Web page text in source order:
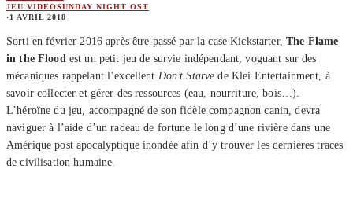
JEU VIDEOSUNDAY NIGHT OST
·1 AVRIL 2018
Sorti en février 2016 après être passé par la case Kickstarter, The Flame
in the Floodest un petit jeu de survie indépendant, voguant sur des
mécaniques rappelant l’excellent Don’t Starvede Klei Entertainment, à
savoir collecter et gérer des ressources (eau, nourriture, bois…).
L’héroïne du jeu, accompagné de son fidèle compagnon canin, devra
naviguer à l’aide d’un radeau de fortune le long d’une rivière dans une
Amérique post apocalyptique inondée afin d’y trouver les dernières traces
de civilisation humaine.